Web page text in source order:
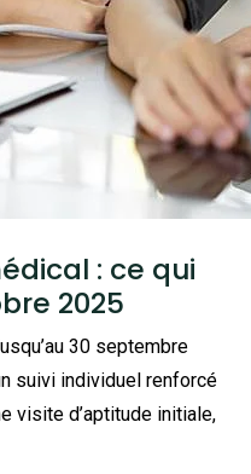
: ce qui
2025
30 septembre
suivi individuel renforcé
visite d’aptitude initiale,